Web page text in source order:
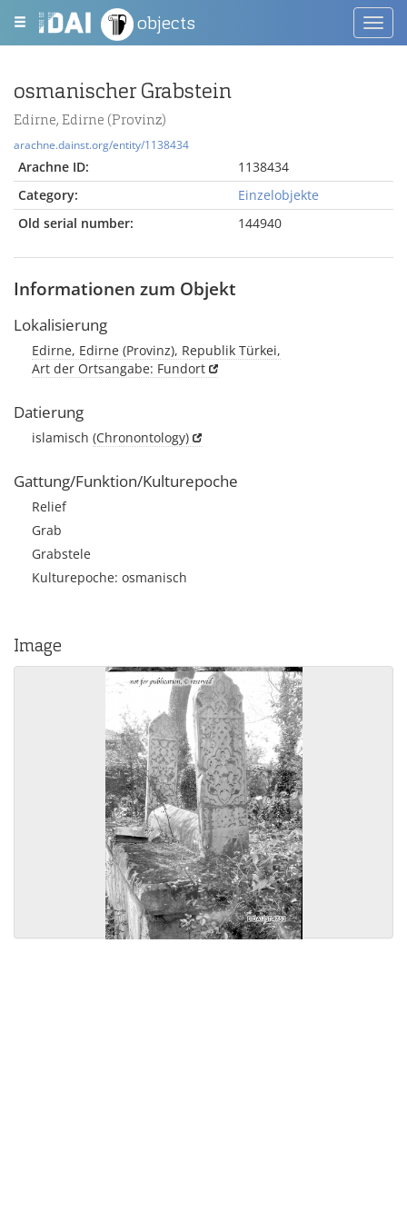
objects
osmanischer Grabstein
Edirne, Edirne (Provinz)
arachne.dainst.org/entity/1138434
Arachne ID:
1138434
Category:
Einzelobjekte
Old serial number:
144940
Informationen zum Objekt
Lokalisierung
Edirne, Edirne (Provinz), Republik Türkei,
Art der Ortsangabe: Fundort
Datierung
islamisch (Chronontology)
Gattung/Funktion/Kulturepoche
Relief
Grab
Grabstele
Kulturepoche: osmanisch
Image